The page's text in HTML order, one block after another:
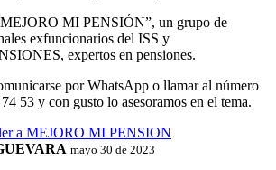
MI PENSIÓN”, un grupo de
exfuncionarios del ISS y
expertos en pensiones.
por WhatsApp o llamar al número
53 y con gusto lo asesoramos en el tema.
a MEJORO MI PENSION
mayo 30 de 2023